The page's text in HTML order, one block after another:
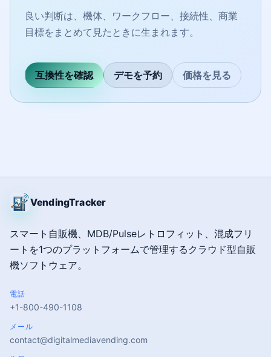
良い判断は、機体、ワークフロー、接続性、商業
目標をまとめて見たときに生まれます。
互換性を確認 デモを予約 価格を見る
VendingTracker
スマート自販機、MDB/Pulseレトロフィット、混成フリ
ートを1つのプラットフォームで管理するクラウド型自販
機ソフトウェア。
電話
+1-800-490-1108
メール
contact@digitalmediavending.com